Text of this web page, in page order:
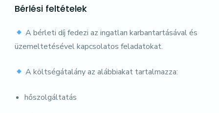
Bérlési feltételek
A bérleti díj fedezi az ingatlan karbantartásával és
üzemeltetésével kapcsolatos feladatokat.
A költségátalány az alábbiakat tartalmazza:
hőszolgáltatás